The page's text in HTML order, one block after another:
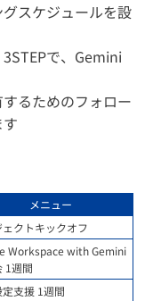
スケジュールを設
で、Gemini
るためのフォロー
メニュー
ェクトキックオフ
Workspace with Gemini
1週間
支援 1週間